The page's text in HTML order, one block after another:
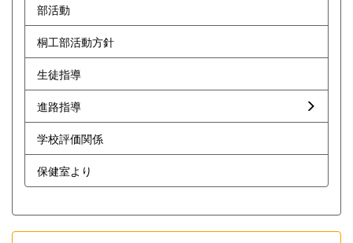
部活動
桐工部活動方針
生徒指導
進路指導
学校評価関係
保健室より